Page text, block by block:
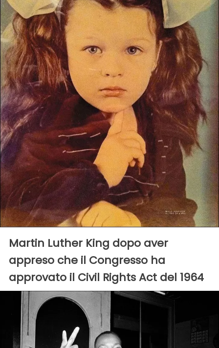
Martin Luther King dopo aver
appreso che il Congresso ha
approvato il Civil Rights Act del 1964